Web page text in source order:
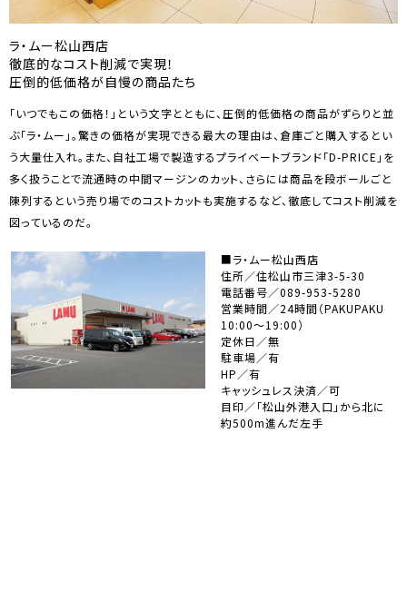
ラ・ムー松山西店
徹底的なコスト削減で実現！
圧倒的低価格が自慢の商品たち
「いつでもこの価格！」という文字とともに、圧倒的低価格の商品がずらりと並
ぶ「ラ・ムー」。驚きの価格が実現できる最大の理由は、倉庫ごと購入するとい
う大量仕入れ。また、自社工場で製造するプライベートブランド「D-PRICE」を
多く扱うことで流通時の中間マージンのカット、さらには商品を段ボールごと
陳列するという売り場でのコストカットも実施するなど、徹底してコスト削減を
図っているのだ。
■ラ・ムー松山西店
住所／住松山市三津3-5-30
電話番号／089-953-5280
営業時間／24時間（PAKUPAKU
10:00～19:00）
定休日／無
駐車場／有
HP／有
キャッシュレス決済／可
目印／「松山外港入口」から北に
約500m進んだ左手